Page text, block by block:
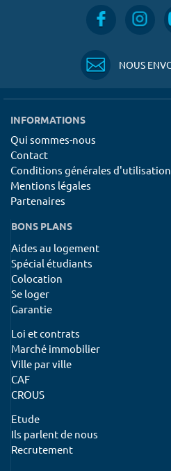
NOUS
INFORMATIONS
Qui sommes-nous
Contact
Conditions générales d'utilisation
Mentions légales
Partenaires
BONS PLANS
Aides au logement
Spécial étudiants
Colocation
Se loger
Garantie
Loi et contrats
Marché immobilier
Ville par ville
CAF
CROUS
Etude
Ils parlent de nous
Recrutement